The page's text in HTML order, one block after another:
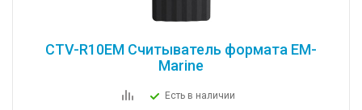
CTV-R10EM Cчитыватель формата EM-
Marine
Есть в наличии